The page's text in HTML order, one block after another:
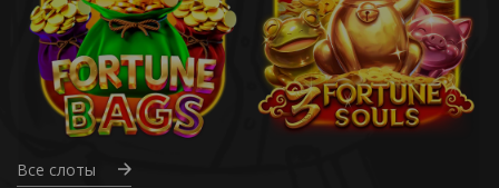
Все слоты